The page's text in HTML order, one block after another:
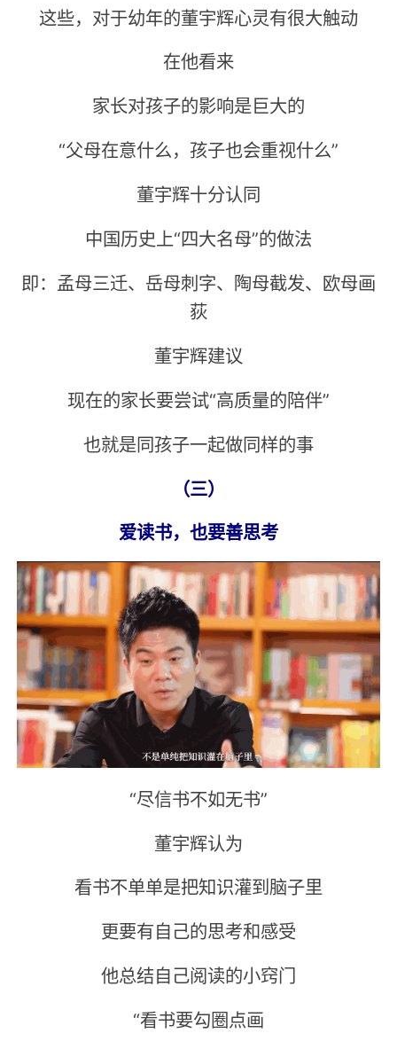
这些，对于幼年的董宇辉心灵有很大触动
在他看来
家长对孩子的影响是巨大的
“父母在意什么，孩子也会重视什么”
董宇辉十分认同
中国历史上“四大名母”的做法
即：孟母三迁、岳母刺字、陶母截发、欧母画
荻
董宇辉建议
现在的家长要尝试“高质量的陪伴”
也就是同孩子一起做同样的事
（三）
爱读书，也要善思考
“尽信书不如无书”
董宇辉认为
看书不单单是把知识灌到脑子里
更要有自己的思考和感受
他总结自己阅读的小窍门
“看书要勾圈点画